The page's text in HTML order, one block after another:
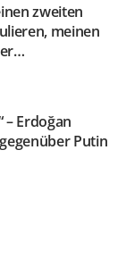
zweiten
meinen
– Erdoğan
Putin